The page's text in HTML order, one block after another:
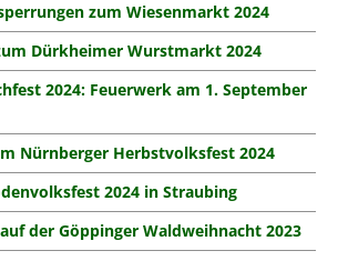
zum Wiesenmarkt 2024
Dürkheimer Wurstmarkt 2024
2024: Feuerwerk am 1. September
Nürnberger Herbstvolksfest 2024
2024 in Straubing
der Göppinger Waldweihnacht 2023